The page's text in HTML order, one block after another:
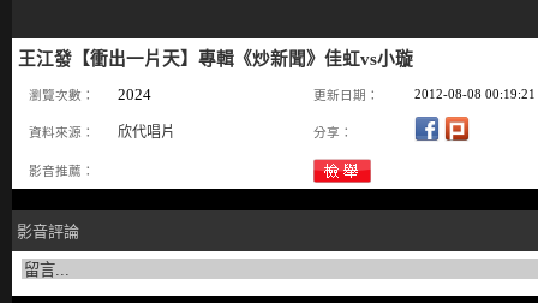
王江發【衝出一片天】專輯《炒新聞》佳虹vs小璇
瀏覽次數： 2024 更新日期： 2012-08-08 00:19:21
資料來源： 欣代唱片 分享：
影音推薦：
影音評論